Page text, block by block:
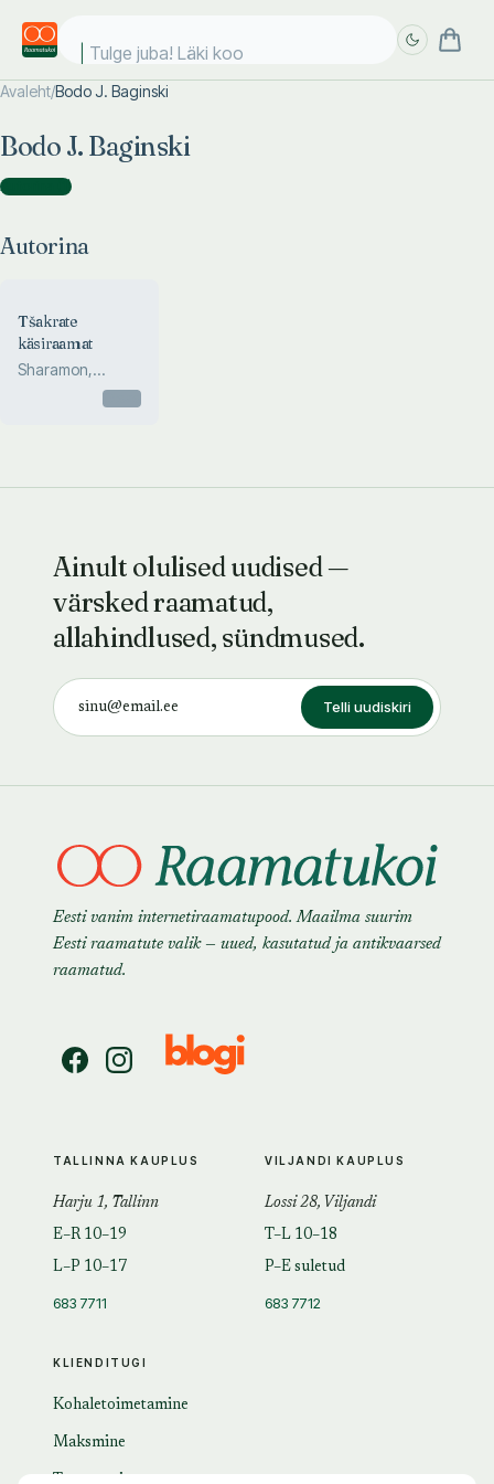
Tulge juba! Läki kool
Avaleht/Bodo J. Baginski
Bodo J. Baginski
Autorina )
Autorina
Tšakrate
käsiraamat
Sharamon,
Ainult olulised uudised —
värsked raamatud,
allahindlused, sündmused.
Telli uudiskiri
Eesti vanim internetiraamatupood. Maailma suurim
Eesti raamatute valik — uued, kasutatud ja antikvaarsed
raamatud.
KLIENDITUGI
Kohaletoimetamine
Maksmine
TALLINNA KAUPLUS
Harju 1, Tallinn
E–R 10–19
L–P 10–17
683 7711
VILJANDI KAUPLUS
Lossi 28, Viljandi
T–L 10–18
P–E suletud
683 7712